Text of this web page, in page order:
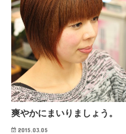
爽やかにまいりましょう。
2015.03.05